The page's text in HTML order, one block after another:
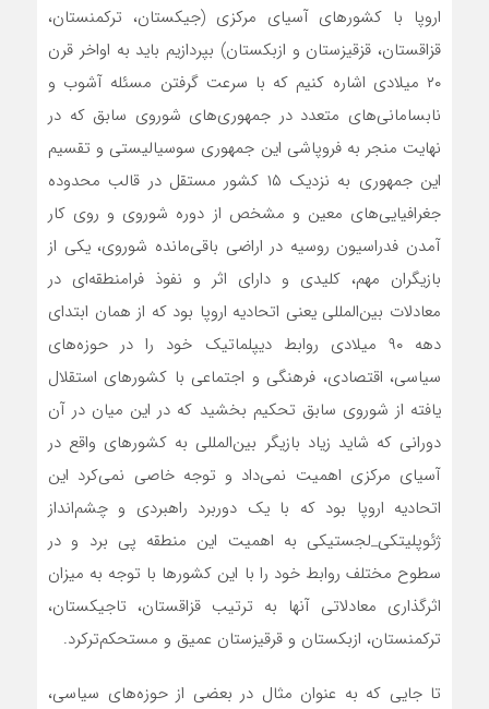
اروپا با کشورهای آسیای مرکزی (جیکستان، ترکمنستان،
قزاقستان، قزقیزستان و ازبکستان) بپردازیم باید به اواخر قرن
۲۰ میلادی اشاره کنیم که با سرعت گرفتن مسئله آشوب و
نابسامانی‌های متعدد در جمهوری‌های شوروی سابق که در
نهایت منجر به فروپاشی این جمهوری سوسیالیستی و تقسیم
این جمهوری به نزدیک ۱۵ کشور مستقل در قالب محدوده
جغرافیایی‌های معین و مشخص از دوره شوروی و روی کار
آمدن فدراسیون روسیه در اراضی باقی‌مانده شوروی، یکی از
بازیگران مهم، کلیدی و دارای اثر و نفوذ فرامنطقه‌ای در
معادلات بین‌المللی یعنی اتحادیه اروپا بود که از همان ابتدای
دهه ۹۰ میلادی روابط دیپلماتیک خود را در حوزه‌های
سیاسی، اقتصادی، فرهنگی و اجتماعی با کشورهای استقلال
یافته از شوروی سابق تحکیم بخشید که در این میان در آن
دورانی که شاید زیاد بازیگر بین‌المللی به کشورهای واقع در
آسیای مرکزی اهمیت نمی‌داد و توجه خاصی نمی‌کرد این
اتحادیه اروپا بود که با یک دوربرد راهبردی و چشم‌انداز
ژئوپلیتکی_لجستیکی به اهمیت این منطقه پی برد و در
سطوح مختلف روابط خود را با این کشورها با توجه به میزان
اثرگذاری معادلاتی آنها به ترتیب قزاقستان، تاجیکستان،
ترکمنستان، ازبکستان و قرقیزستان عمیق و مستحکم‌ترکرد.
تا جایی که به عنوان مثال در بعضی از حوزه‌های سیاسی،